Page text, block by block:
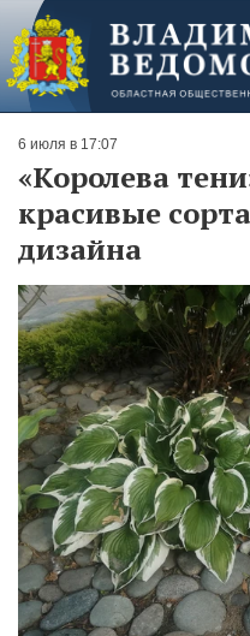
6 июля в 17:07
«Королева
красивые
дизайна